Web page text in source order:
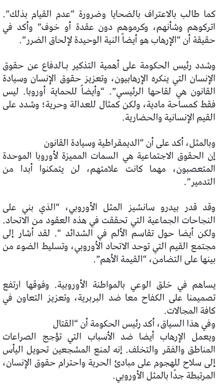
كما طالب بالاعتراف بالضحايا وضرورة “عدم القيام بذلك”.
اتركوهم وشأنهم، وكرموهم دون عقدة أو خوف” وأكد في
حقيقة أن “الإرهاب هو أيضاً النية الوحيدة لإلحاق الضرر”.
وشدد رئيس الحكومة على أهمية التذكير بـالدفاع عن حقوق
الإنسان التي ينكره الإرهابيون، وتعزيز حقوق الإنسان وسيادة
القانون هي لقاحها الرئيسي”. “وأيضاً للحماية أوروبا. ليس
فقط كمساحة مادية، ولكن كمثال للعدالة وحرية؛ وشدد على
القيم الإنسانية والحضارية.
وبالمثل، أكد على أن “الديمقراطية وسيادة القانون
إن الحقوق الاجتماعية هي السمات المميزة لأوروبا الموحدة
المتعصبون، مهما كانت علامتهم، لن يتمكنوا أبدا من
التدمير”.
وقد قدر بيدرو سانشيز المثل الأوروبي، “الذي بني على
النجاحات الجماعية التي تحققت في هذه العقود من الاتحاد.
ولكن أيضا حول تقاسم الألم في الشدائد “. لقد أشار إلى
مجتمع القيم التي توحد الاتحاد الأوروبي، وتسليط الضوء من
بينها على التضامن، “القيمة الأهم”.
يساهم في خلق الوعي بالمواطنة الأوروبية. وفوقها ارتفع
تصميمنا على الكفاح معا ضد البربرية، وتعزيز التعاون في
كافة المجالات.
وفي هذا السياق، أكد رئيس الحكومة أن “القتال
ويعمل الإرهاب أيضا ضد الأسباب التي تؤجج الصراعات
المناطق والفقر والتخلف. إنه لمنع المشجعين تحويل اليأس
إلى سلاح للهجوم على مبادئ الحرية واحترام حقوق الإنسان،
المرتبطة جدًا بالمثل الأوروبي.